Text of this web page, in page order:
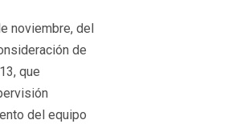
noviembre, del
de
que
del equipo